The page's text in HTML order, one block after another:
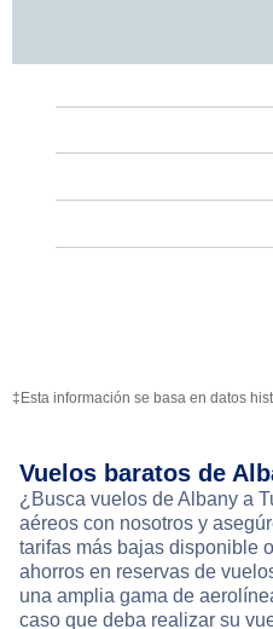
‡Esta información se basa en datos
Vuelos baratos de
¿Busca vuelos de Albany a
aéreos con nosotros y
tarifas más bajas disponible
ahorros en reservas de
una amplia gama de
caso que deba realizar su